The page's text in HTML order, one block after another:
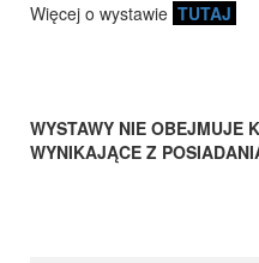
Więcej o wystawie TUTAJ
WYSTAWY NIE OBEJMUJE
WYNIKAJĄCE Z